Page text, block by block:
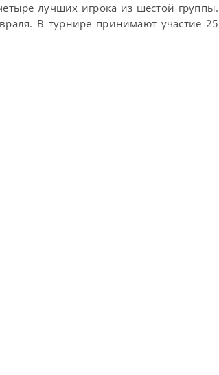
лучших игрока из шестой группы.
В турнире принимают участие 25